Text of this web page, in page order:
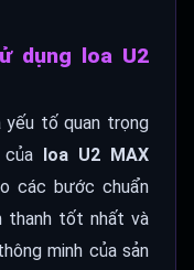
dụng loa U2
tố quan trọng
loa U2 MAX
các bước chuẩn
thanh tốt nhất và
minh của sản